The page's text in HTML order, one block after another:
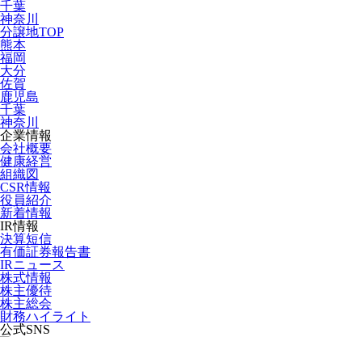
千葉
神奈川
分譲地TOP
熊本
福岡
大分
佐賀
鹿児島
千葉
神奈川
企業情報
会社概要
健康経営
組織図
CSR情報
役員紹介
新着情報
IR情報
決算短信
有価証券報告書
IRニュース
株式情報
株主優待
株主総会
財務ハイライト
公式SNS